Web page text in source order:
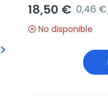
Siguiente
keyboard_arrow_right
18,50 € 0,46
No disponible